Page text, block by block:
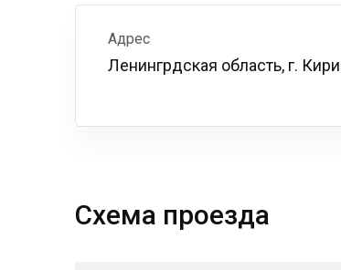
Адрес
Ленингрдская область, г.
Схема проезда